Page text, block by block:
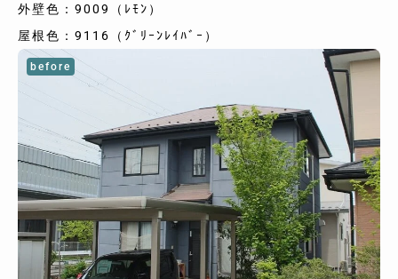
外壁色：9009（ﾚﾓﾝ）
屋根色：9116（ｸﾞﾘｰﾝﾚｲﾊﾞｰ）
before